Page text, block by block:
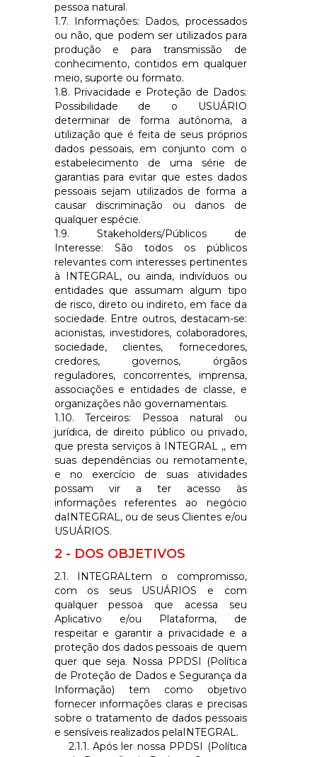
pessoa natural.
1.7. Informações: Dados, processados
ou não, que podem ser utilizados para
produção e para transmissão de
conhecimento, contidos em qualquer
meio, suporte ou formato.
1.8. Privacidade e Proteção de Dados:
Possibilidade de o USUÁRIO
determinar de forma autônoma, a
utilização que é feita de seus próprios
dados pessoais, em conjunto com o
estabelecimento de uma série de
garantias para evitar que estes dados
pessoais sejam utilizados de forma a
causar discriminação ou danos de
qualquer espécie.
1.9. Stakeholders/Públicos de
Interesse: São todos os públicos
relevantes com interesses pertinentes
à INTEGRAL , ou ainda, indivíduos ou
entidades que assumam algum tipo
de risco, direto ou indireto, em face da
sociedade. Entre outros, destacam-se:
acionistas, investidores, colaboradores,
sociedade, clientes, fornecedores,
credores, governos, órgãos
reguladores, concorrentes, imprensa,
associações e entidades de classe, e
organizações não governamentais.
1.10. Terceiros: Pessoa natural ou
jurídica, de direito público ou privado,
que presta serviços à INTEGRAL
,, em
suas dependências ou remotamente,
e no exercício de suas atividades
possam vir a ter acesso às
informações referentes ao negócio
daINTEGRAL , ou de seus Clientes e/ou
USUÁRIOS.
2 - DOS OBJETIVOS
2.1. INTEGRALtem o compromisso,
com os seus USUÁRIOS e com
qualquer pessoa que acessa seu
Aplicativo e/ou Plataforma, de
respeitar e garantir a privacidade e a
proteção dos dados pessoais de quem
quer que seja. Nossa PPDSI (Política
de Proteção de Dados e Segurança da
Informação) tem como objetivo
fornecer informações claras e precisas
sobre o tratamento de dados pessoais
e sensíveis realizados pelaINTEGRAL .
2.1.1. Após ler nossa PPDSI (Política